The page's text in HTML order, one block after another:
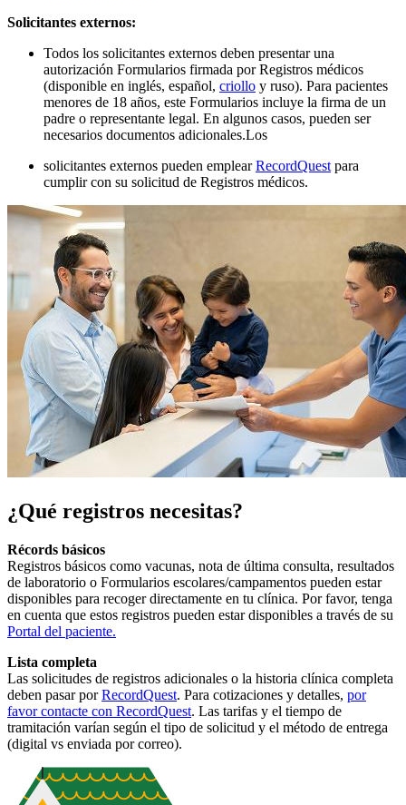
Solicitantes externos:
Todos los solicitantes externos deben presentar una
autorización Formularios firmada por Registros médicos
(disponible en inglés, español, criollo y ruso). Para pacientes
menores de 18 años, este Formularios incluye la firma de un
padre o representante legal. En algunos casos, pueden ser
necesarios documentos adicionales.Los
solicitantes externos pueden emplearRecordQuest para
cumplir con su solicitud de Registros médicos.
¿Qué registros necesitas?
Récords básicos
Registros básicos como vacunas, nota de última consulta, resultados
de laboratorio o Formularios escolares/campamentos pueden estar
disponibles para recoger directamente en tu clínica. Por favor, tenga
en cuenta que estos registros pueden estar disponibles a través de su
Portal del paciente.
Lista completa
Las solicitudes de registros adicionales o la historia clínica completa
deben pasar porRecordQuest. Para cotizaciones y detalles, por
favor contacte con RecordQuest. Las tarifas y el tiempo de
tramitación varían según el tipo de solicitud y el método de entrega
(digital vs enviada por correo).